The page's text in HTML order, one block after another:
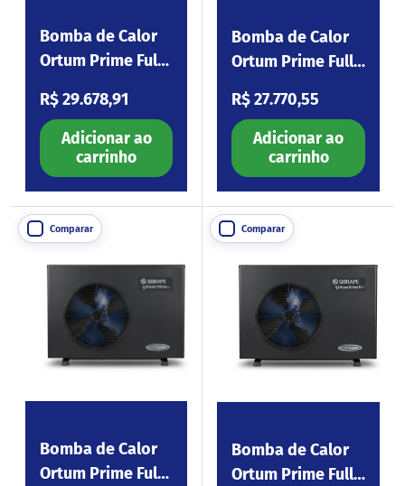
Bomba de Calor
Ortum Prime Full
Preço normal
R$ 29.678,91
Adicionar ao
carrinho
Bomba de Calor
Ortum Prime Full
Preço normal
R$ 27.770,55
Adicionar ao
carrinho
Comparar
Bomba de Calor
Ortum Prime Full
Comparar
Bomba de Calor
Ortum Prime Full